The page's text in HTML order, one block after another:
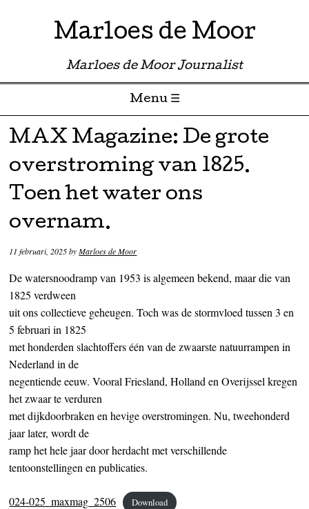
Marloes de Moor
Marloes de Moor Journalist
Menu ☰
Skip to content
MAX Magazine: De grote
overstroming van 1825.
Toen het water ons
overnam.
11 februari, 2025byMarloes de Moor
De watersnoodramp van 1953 is algemeen bekend, maar die van
1825 verdween
uit ons collectieve geheugen. Toch was de stormvloed tussen 3 en
5 februari in 1825
met honderden slachtoffers één van de zwaarste natuurrampen in
Nederland in de
negentiende eeuw. Vooral Friesland, Holland en Overijssel kregen
het zwaar te verduren
met dijkdoorbraken en hevige overstromingen. Nu, tweehonderd
jaar later, wordt de
ramp het hele jaar door herdacht met verschillende
tentoonstellingen en publicaties.
024-025_maxmag_2506 Download